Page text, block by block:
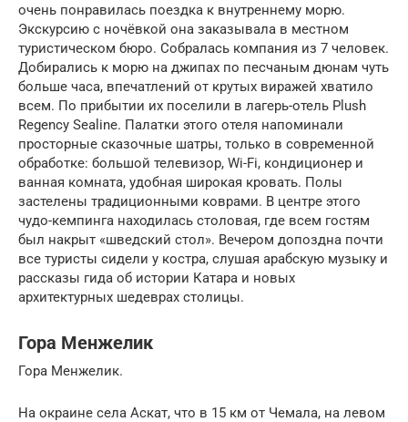
очень понравилась поездка к внутреннему морю.
Экскурсию с ночёвкой она заказывала в местном
туристическом бюро. Собралась компания из 7 человек.
Добирались к морю на джипах по песчаным дюнам чуть
больше часа, впечатлений от крутых виражей хватило
всем. По прибытии их поселили в лагерь-отель Plush
Regency Sealine. Палатки этого отеля напоминали
просторные сказочные шатры, только в современной
обработке: большой телевизор, Wi-Fi, кондиционер и
ванная комната, удобная широкая кровать. Полы
застелены традиционными коврами. В центре этого
чудо-кемпинга находилась столовая, где всем гостям
был накрыт «шведский стол». Вечером допоздна почти
все туристы сидели у костра, слушая арабскую музыку и
рассказы гида об истории Катара и новых
архитектурных шедеврах столицы.
Гора Менжелик
Гора Менжелик.
На окраине села Аскат, что в 15 км от Чемала, на левом